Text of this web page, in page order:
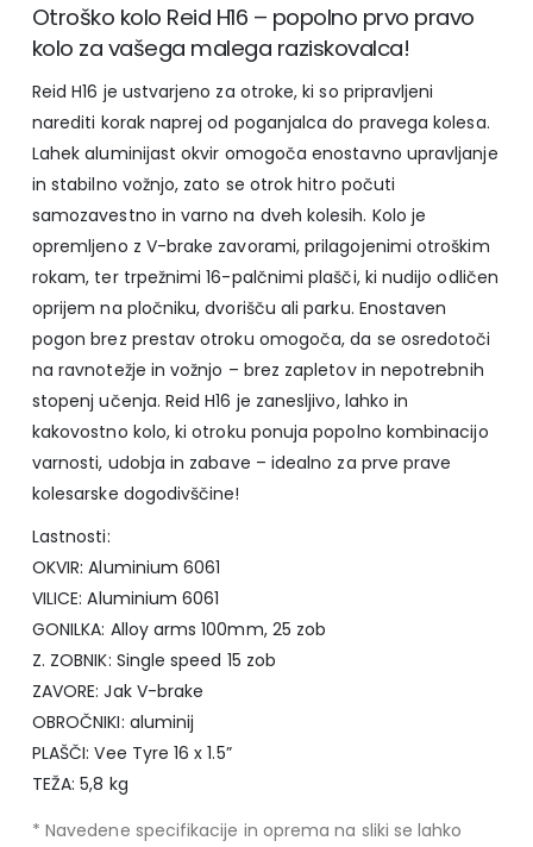
Otroško kolo Reid H16 – popolno prvo pravo
kolo za vašega malega raziskovalca!
Reid H16 je ustvarjeno za otroke, ki so pripravljeni
narediti korak naprej od poganjalca do pravega kolesa.
Lahek aluminijast okvir omogoča enostavno upravljanje
in stabilno vožnjo, zato se otrok hitro počuti
samozavestno in varno na dveh kolesih. Kolo je
opremljeno z V-brake zavorami, prilagojenimi otroškim
rokam, ter trpežnimi 16-palčnimi plašči, ki nudijo odličen
oprijem na pločniku, dvorišču ali parku. Enostaven
pogon brez prestav otroku omogoča, da se osredotoči
na ravnotežje in vožnjo – brez zapletov in nepotrebnih
stopenj učenja. Reid H16 je zanesljivo, lahko in
kakovostno kolo, ki otroku ponuja popolno kombinacijo
varnosti, udobja in zabave – idealno za prve prave
kolesarske dogodivščine!
Lastnosti:
OKVIR: Aluminium 6061
VILICE: Aluminium 6061
GONILKA: Alloy arms 100mm, 25 zob
Z. ZOBNIK: Single speed 15 zob
ZAVORE: Jak V-brake
OBROČNIKI: aluminij
PLAŠČI: Vee Tyre 16 x 1.5”
TEŽA: 5,8 kg
* Navedene specifikacije in oprema na sliki se lahko